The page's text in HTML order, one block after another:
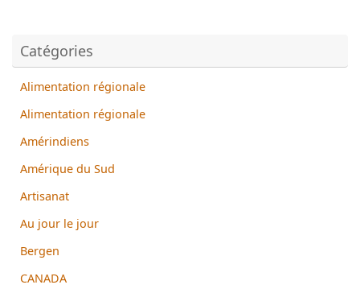
Catégories
Alimentation régionale
Alimentation régionale
Amérindiens
Amérique du Sud
Artisanat
Au jour le jour
Bergen
CANADA